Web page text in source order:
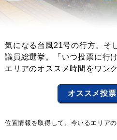
気になる台風21号の行方。そ
議員総選挙。「いつ投票に行
エリアのオススメ時間をワン
オススメ投
位置情報を取得して、今いるエリア